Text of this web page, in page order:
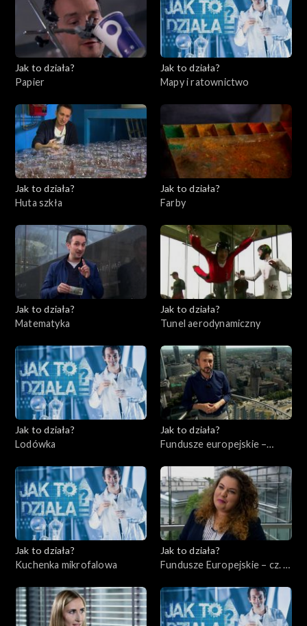
Jak to działa?
Papier
Jak to działa?
Mapy i ratownictwo
Jak to działa?
Huta szkła
Jak to działa?
Farby
Jak to działa?
Matematyka
Jak to działa?
Tunel aerodynamiczny
Jak to działa?
Lodówka
Jak to działa?
Fundusze europejskie –
Jak to działa?
Kuchenka mikrofalowa
Jak to działa?
Fundusze Europejskie – cz. 2,